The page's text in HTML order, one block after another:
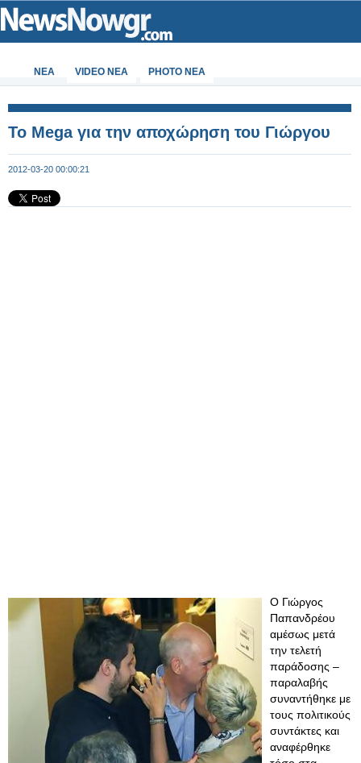
ΝΕΑ VIDEO NEA PHOTO NEA
Το Μega για την αποχώρηση του Γιώργου
2012-03-20 00:00:21
Ο Γιώργος
Παπανδρέου
αμέσως μετά
την τελετή
παράδοσης –
παραλαβής
συναντήθηκε με
τους πολιτικούς
συντάκτες και
αναφέρθηκε